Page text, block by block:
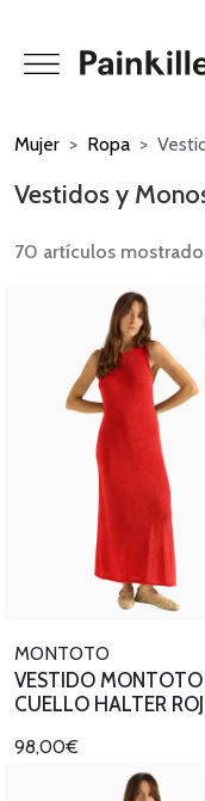
Mujer Ropa
Vestidos y
70 artículos
MONTOTO
VESTIDO
CUELLO HALTER
98,00€